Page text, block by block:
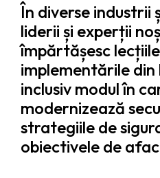
În diverse industrii
liderii și experții
împărtășesc
implementările din
inclusiv modul în
modernizează
strategiile de
obiectivele de